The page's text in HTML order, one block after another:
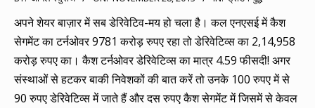
11-
28
अपने शेयर बाज़ार में सब डेरिवेटिव-मय हो चला है। कल एनएसई में कैश
सेगमेंट का टर्नओवर 9781 करोड़ रुपए रहा तो डेरिवेटिव्स का 2,14,958
करोड़ रुपए का। कैश टर्नओवर डेरिवेटिव्स का मात्र 4.59 फीसदी! अगर
संस्थाओं से हटकर बाकी निवेशकों की बात करें तो उनके 100 रुपए में से
90 रुपए डेरिवेटिव्स में जाते हैं और दस रुपए कैश सेगमेंट में जिसमें से केवल